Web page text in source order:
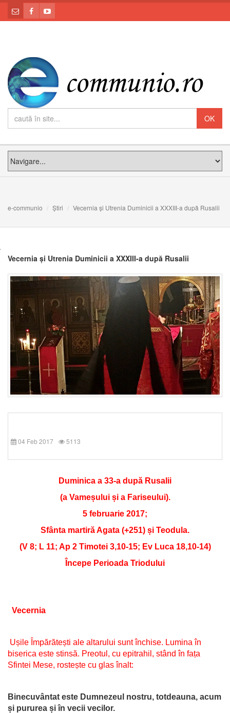
e-communio Știri Vecernia și Utrenia Duminicii a XXXIII-a după Rusalii
Vecernia și Utrenia Duminicii a XXXIII-a după Rusalii
04 Feb 2017 5113
Duminica a 33-a după Rusalii
(a Vameșului și a Fariseului).
5 februarie 2017;
Sfânta martiră Agata (+251) și Teodula.
(V 8; L 11; Ap 2 Timotei 3,10-15; Ev Luca 18,10-14)
Începe Perioada Triodului
Vecernia
Ușile Împărătești ale altarului sunt închise. Lumina în
biserica este stinsă. Preotul, cu epitrahil, stând în fața
Sfintei Mese, rostește cu glas înalt:
Binecuvântat este Dumnezeul nostru, totdeauna, acum
și pururea și în vecii vecilor.